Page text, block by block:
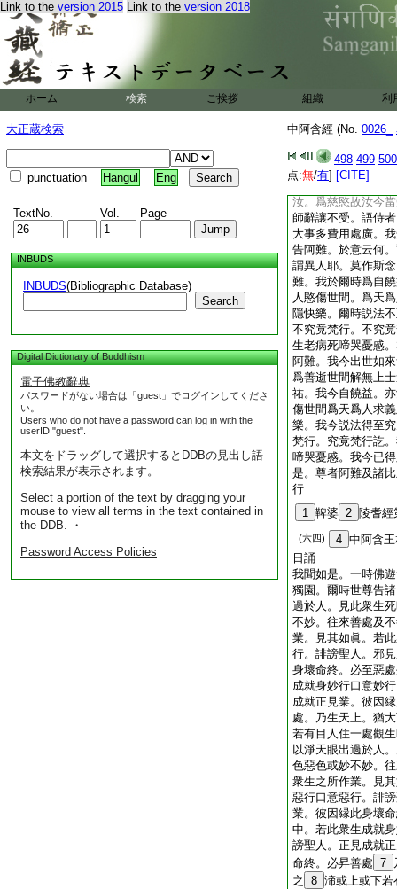
Link to the version 2015 Link to the version 2018
ホーム 検索 ご挨拶 組織 利
大正蔵検索
punctuation Hangul Eng
TextNo. Vol. Page
INBUDS
INBUDS(Bibliographic Database)
Search
Digital Dictionary of Buddhism
電子佛教辭典
パスワードがない場合は「guest」でログインしてくださ
い。
Users who do not have a password can log in with the
userID "guest".
本文をドラッグして選択するとDDBの見出し語
検索結果が表示されます。
Select a portion of the text by dragging your
mouse to view all terms in the text contained in
the DDB. ・
Password Access Policies
中阿含經 (No. 0026_
498 499 500
点:無/有] [CITE]
王説法。勸發渇仰
爲彼説法。勸發渇
去。時＊頬鞞王於
去後不久便勅侍者
波羅陶師家。而語
車載滿白＊粳米王
王送來餉汝。爲慈
者受王教已。以五
之所食種種諸味。
已語曰。難提波羅
＊粳米王之所食種
汝。爲慈愍故汝今
師辭讓不受。語侍
大事多費用處廣。
告阿難。於意云何
謂異人耶。莫作斯
難。我於爾時爲自
人愍傷世間。爲天
隱快樂。爾時説法
不究竟梵行。不究
生老病死啼哭憂慼
阿難。我今出世如
爲善逝世間解無上
祐。我今自饒益。
傷世間爲天爲人求
樂。我今説法得至
梵行。究竟梵行訖
啼哭憂慼。我今已
是。尊者阿難及諸
行
1 鞞婆 2 陵耆經
(六四) 4 中阿含
日誦
我聞如是。一時佛
獨園。爾時世尊告
過於人。見此衆生
不妙。往來善處及
業。見其如眞。若
行。誹謗聖人。邪
身壞命終。必至惡
成就身妙行口意妙
成就正見業。彼因
處。乃生天上。猶
若有目人住一處觀
以淨天眼出過於人
色惡色或妙不妙。
衆生之所作業。見
惡行口意惡行。誹
業。彼因縁此身壞
中。若此衆生成就
謗聖人。正見成就
命終。必昇善處 7
之
8 渧或上或下若